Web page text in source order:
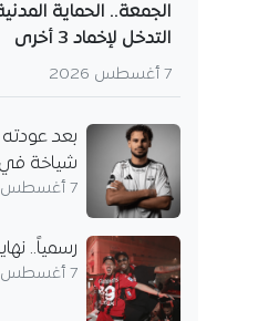
التدخل لإخماد 3 أخرى
7 أغسطس 2026
بعد عودته
شياخة في
7 أغسطس 2026
رسمياً..
7 أغسطس 2026